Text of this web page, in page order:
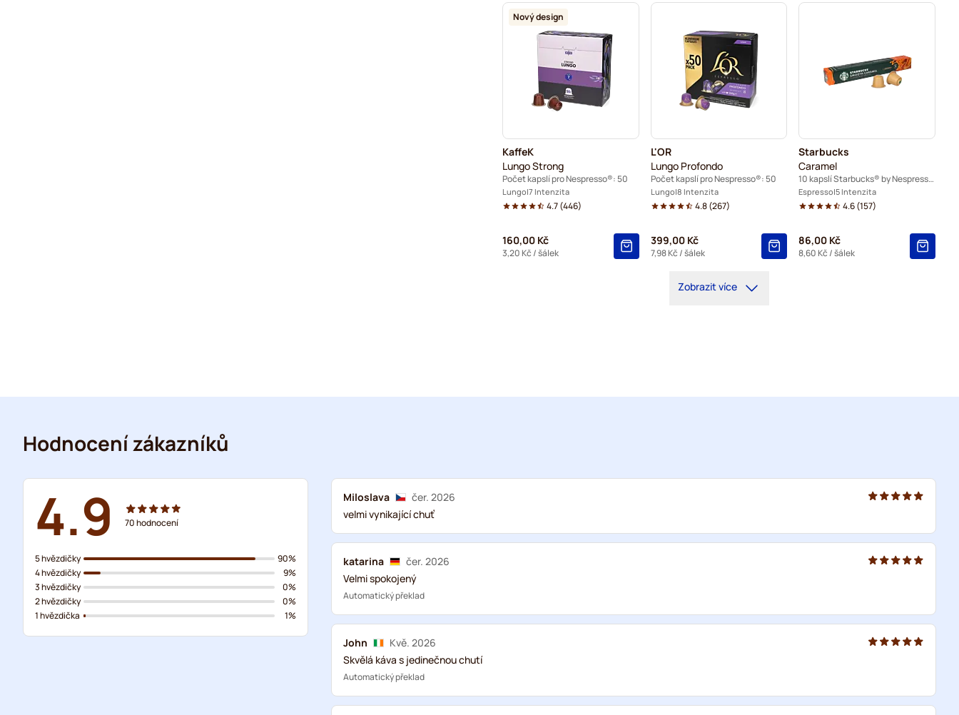
Nový design
KaffeK
Lungo Strong
Počet kapslí pro Nespresso®: 50
Lungo 7 Intenzita
4.7(446)
160,00 Kč
3,20 Kč / šálek
L'OR
Lungo Profondo
Počet kapslí pro Nespresso®: 50
Lungo 8 Intenzita
4.8(267)
399,00 Kč
7,98 Kč / šálek
Starbucks
Caramel
10 kapslí Starbucks® by Nespresso®
Espresso 5 Intenzita
4.6(157)
86,00 Kč
8,60 Kč / šálek
Zobrazit více
Hodnocení zákazníků
4.9 70hodnocení
5 hvězdičky
4 hvězdičky
3 hvězdičky
2 hvězdičky
1 hvězdička
90%
9%
0%
0%
1%
Miloslava
čer. 2026
velmi vynikající chuť
katarina
čer. 2026
Velmi spokojený
Automatický překlad
John
Kvě. 2026
Skvělá káva s jedinečnou chutí
Automatický překlad